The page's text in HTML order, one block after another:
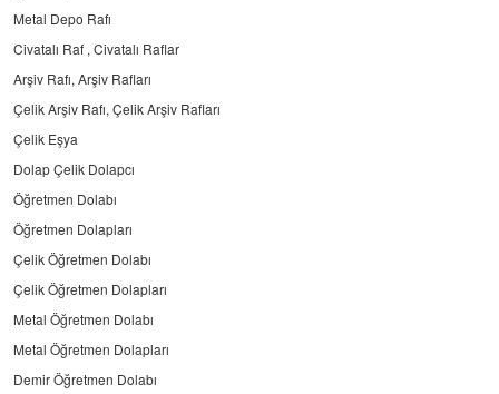
Metal Depo Rafı
Civatalı Raf , Civatalı Raflar
Arşiv Rafı, Arşiv Rafları
Çelik Arşiv Rafı, Çelik Arşiv Rafları
Çelik Eşya
Dolap Çelik Dolapcı
Öğretmen Dolabı
Öğretmen Dolapları
Çelik Öğretmen Dolabı
Çelik Öğretmen Dolapları
Metal Öğretmen Dolabı
Metal Öğretmen Dolapları
Demir Öğretmen Dolabı